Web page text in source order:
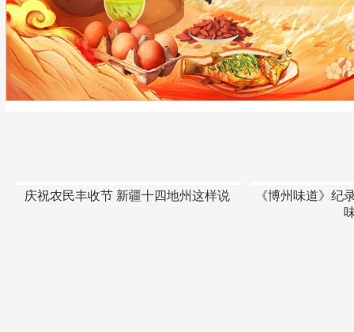
庆祝农民丰收节 新疆十四地州这样说
《博州味道》纪